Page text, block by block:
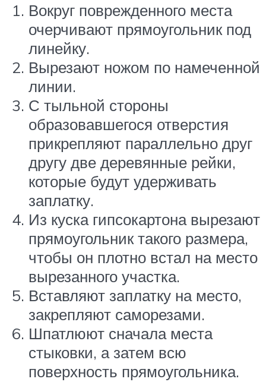
Вокруг поврежденного места
очерчивают прямоугольник под
линейку.
Вырезают ножом по намеченной
линии.
С тыльной стороны
образовавшегося отверстия
прикрепляют параллельно друг
другу две деревянные рейки,
которые будут удерживать
заплатку.
Из куска гипсокартона вырезают
прямоугольник такого размера,
чтобы он плотно встал на место
вырезанного участка.
Вставляют заплатку на место,
закрепляют саморезами.
Шпатлюют сначала места
стыковки, а затем всю
поверхность прямоугольника.